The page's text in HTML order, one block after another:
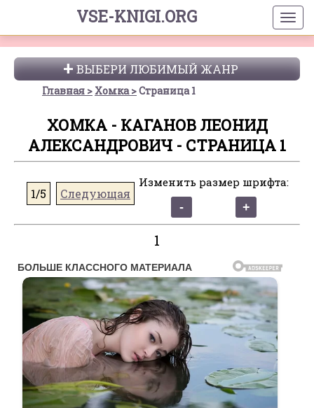
VSE-KNIGI.ORG
ВЫБЕРИ ЛЮБИМЫЙ ЖАНР
Главная Хомка Страница 1
ХОМКА - КАГАНОВ ЛЕОНИД
АЛЕКСАНДРОВИЧ - СТРАНИЦА 1
1/5 Следующая
Изменить размер шрифта:
1